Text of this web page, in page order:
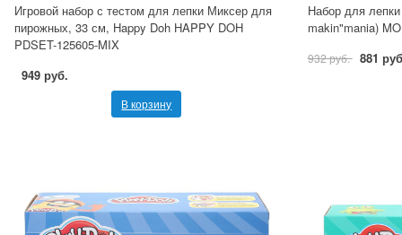
Игровой набор с тестом для лепки Миксер для
пирожных, 33 см, Happy Doh HAPPY DOH
PDSET-125605-MIX
949 руб.
В корзину
Набор для
makin"mania)
932 руб. 881